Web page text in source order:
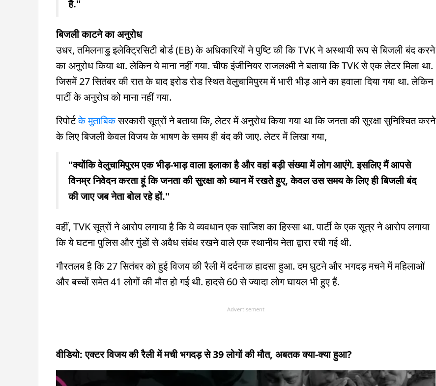
हैं."
बिजली काटने का अनुरोध
उधर, तमिलनाडु इलेक्ट्रिसिटी बोर्ड (EB) के अधिकारियों ने पुष्टि की कि TVK ने अस्थायी रूप से बिजली बंद करने
का अनुरोध किया था. लेकिन ये माना नहीं गया. चीफ इंजीनियर राजलक्ष्मी ने बताया कि TVK से एक लेटर मिला था.
जिसमें 27 सितंबर की रात के बाद इरोड रोड स्थित वेलुचामिपुरम में भारी भीड़ आने का हवाला दिया गया था. लेकिन
पार्टी के अनुरोध को माना नहीं गया.
रिपोर्टके मुताबिकसरकारी सूत्रों ने बताया कि, लेटर में अनुरोध किया गया था कि जनता की सुरक्षा सुनिश्चित करने
के लिए बिजली केवल विजय के भाषण के समय ही बंद की जाए. लेटर में लिखा गया,
"क्योंकि वेलुचामिपुरम एक भीड़-भाड़ वाला इलाका है और वहां बड़ी संख्या में लोग आएंगे. इसलिए मैं आपसे
विनम्र निवेदन करता हूं कि जनता की सुरक्षा को ध्यान में रखते हुए, केवल उस समय के लिए ही बिजली बंद
की जाए जब नेता बोल रहे हों."
वहीं, TVK सूत्रों ने आरोप लगाया है कि ये व्यवधान एक साजिश का हिस्सा था. पार्टी के एक सूत्र ने आरोप लगाया
कि ये घटना पुलिस और गुंडों से अवैध संबंध रखने वाले एक स्थानीय नेता द्वारा रची गई थी.
गौरतलब है कि 27 सितंबर को हुई विजय की रैली में दर्दनाक हादसा हुआ. दम घुटने और भगदड़ मचने में महिलाओं
और बच्चों समेत 41 लोगों की मौत हो गई थी. हादसे 60 से ज्यादा लोग घायल भी हुए हैं.
Advertisement
वीडियो: एक्टर विजय की रैली में मची भगदड़ से 39 लोगों की मौत, अबतक क्या-क्या हुआ?